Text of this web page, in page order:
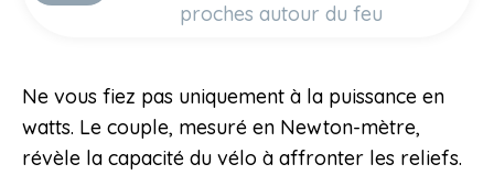
proches autour du feu
Ne vous fiez pas uniquement à la puissance en
watts. Le couple, mesuré en Newton-mètre,
révèle la capacité du vélo à affronter les reliefs.